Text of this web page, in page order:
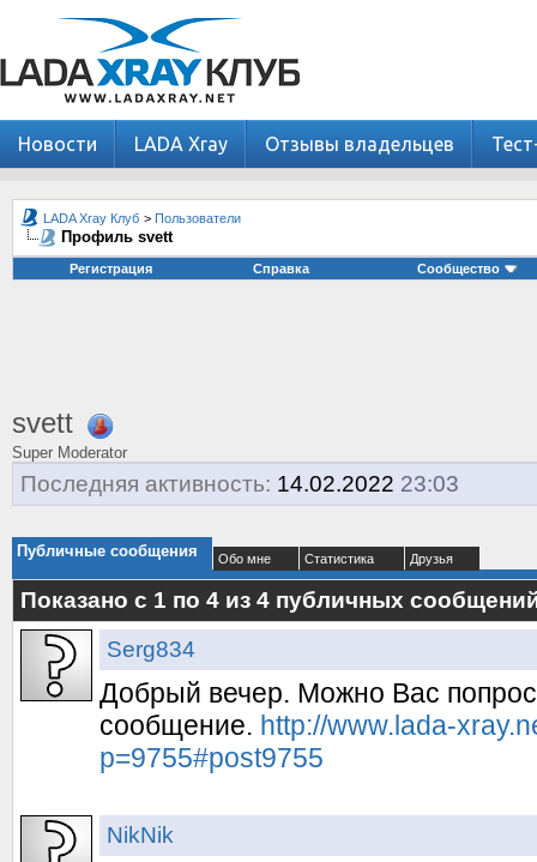
Новости LADA Xray Отзывы владельцев
LADA Xray Клуб > Пользователи
Профиль svett
Регистрация Справка Сообщество
svett
Super Moderator
Последняя активность: 14.02.2022 23:03
Публичные сообщения Обо мне Статистика Друзья
Показано с 1 по 4 из 4 публичных
Serg834
Добрый вечер. Можно Вас
сообщение. http://www.lada-
p=9755#post9755
NikNik